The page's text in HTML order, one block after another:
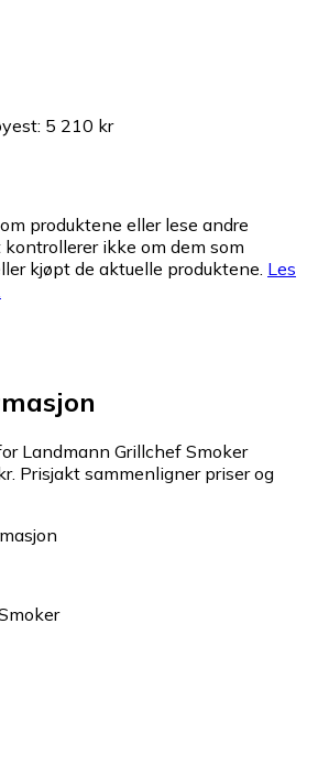
: 5 210 kr
produktene eller lese andre
ikke om dem som
kjøpt de aktuelle produktene. Les
Landmann Grillchef Smoker
Prisjakt sammenligner priser og